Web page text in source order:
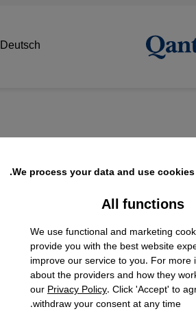
Deutsch
We process your data and use cookies.
All functions
We use functional and marketing
provide you with the best website
improve our service to you. For more
about the providers and how they
ourPrivacy Policy. Click 'Accept' to
withdraw your consent at any time.
Facebook Embed /
Google